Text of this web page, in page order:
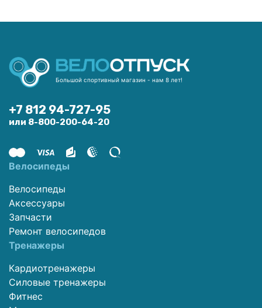
Большой спортивный магазин - нам 8 лет!
+7 812 94-727-95
или 8-800-200-64-20
Велосипеды
Велосипеды
Аксессуары
Запчасти
Ремонт велосипедов
Тренажеры
Кардиотренажеры
Силовые тренажеры
Фитнес